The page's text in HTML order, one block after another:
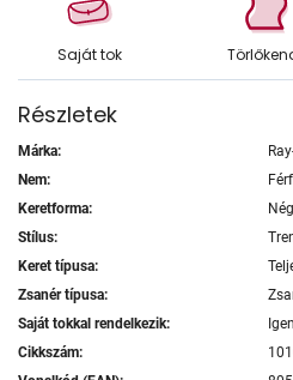
Saját tok
Részletek
Márka:
Nem:
Keretforma:
Stílus:
Keret típusa:
Zsanér típusa:
Saját tokkal rendelkezik:
Igen
Cikkszám: